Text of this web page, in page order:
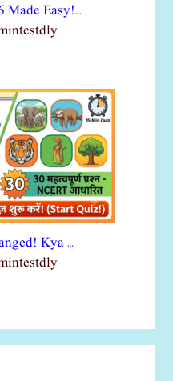
Made Easy!…
Kya …